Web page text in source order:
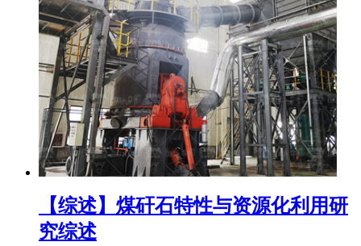
【综述】煤矸石特性与资源化利用研
究综述